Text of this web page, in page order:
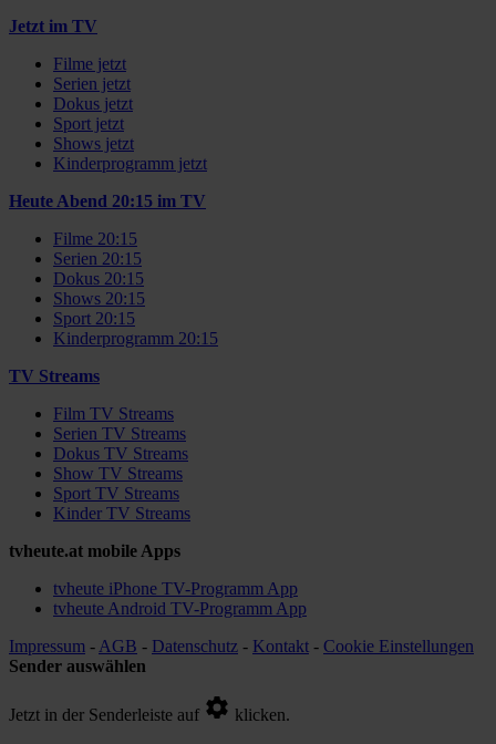
Jetzt im TV
Filme jetzt
Serien jetzt
Dokus jetzt
Sport jetzt
Shows jetzt
Kinderprogramm jetzt
Heute Abend 20:15 im TV
Filme 20:15
Serien 20:15
Dokus 20:15
Shows 20:15
Sport 20:15
Kinderprogramm 20:15
TV Streams
Film TV Streams
Serien TV Streams
Dokus TV Streams
Show TV Streams
Sport TV Streams
Kinder TV Streams
tvheute.at mobile Apps
tvheute iPhone TV-Programm App
tvheute Android TV-Programm App
Impressum - AGB - Datenschutz - Kontakt - Cookie Einstellungen
Sender auswählen
Jetzt in der Senderleiste auf
klicken.